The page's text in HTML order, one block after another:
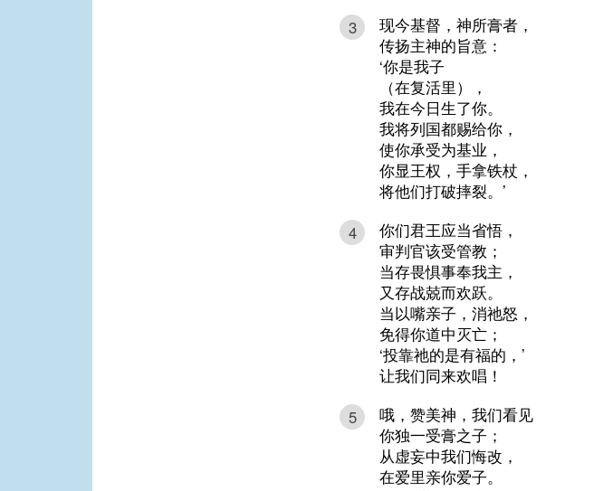
3
现今基督，神所膏者，
传扬主神的旨意：
‘你是我子
（在复活里），
我在今日生了你。
我将列国都赐给你，
使你承受为基业，
你显王权，手拿铁杖，
将他们打破摔裂。’
4
你们君王应当省悟，
审判官该受管教；
当存畏惧事奉我主，
又存战兢而欢跃。
当以嘴亲子，消祂怒，
免得你道中灭亡；
‘投靠祂的是有福的，’
让我们同来欢唱！
5
哦，赞美神，我们看见
你独一受膏之子；
从虚妄中我们悔改，
在爱里亲你爱子。